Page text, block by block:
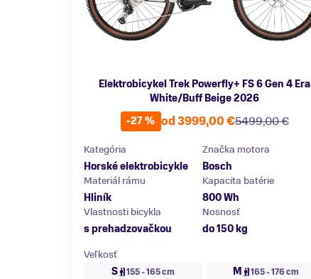
Elektrobicykel Trek Powerfly+ FS 6 Gen 4 Era
White/Buff Beige 2026
-27 %
5499,00 €
od 3999,00 €
Kategória
Horské elektrobicykle
Značka motora
Bosch
Materiál rámu
Hliník
Kapacita batérie
800 Wh
Vlastnosti bicykla
s prehadzovačkou
Nosnosť
do 150 kg
Veľkosť
S
155 - 165 cm M 165 - 176 cm